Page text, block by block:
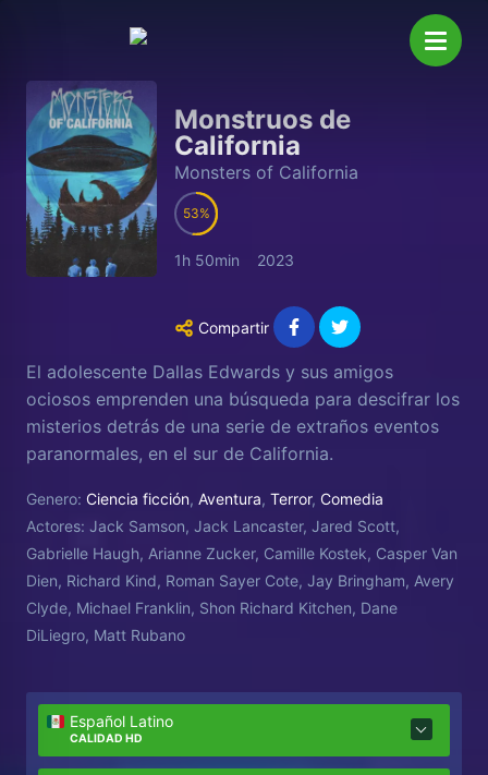
Monstruos de
California
Monsters of California
53
1h 50min 2023
Compartir
El adolescente Dallas Edwards y sus amigos
ociosos emprenden una búsqueda para descifrar los
misterios detrás de una serie de extraños eventos
paranormales, en el sur de California.
Genero: Ciencia ficción, Aventura, Terror, Comedia
Actores: Jack Samson, Jack Lancaster, Jared Scott,
Gabrielle Haugh, Arianne Zucker, Camille Kostek, Casper Van
Dien, Richard Kind, Roman Sayer Cote, Jay Bringham, Avery
Clyde, Michael Franklin, Shon Richard Kitchen, Dane
DiLiegro, Matt Rubano
Español Latino
CALIDAD HD